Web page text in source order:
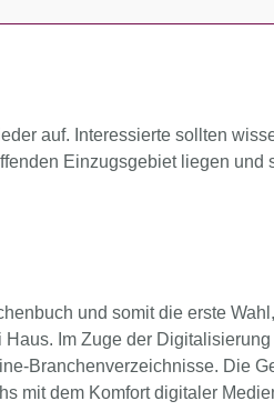
auf. Interessierte sollten
Einzugsgebiet liegen und
und somit die erste
Im Zuge der
Branchenverzeichnisse. Die
mit dem Komfort digitaler